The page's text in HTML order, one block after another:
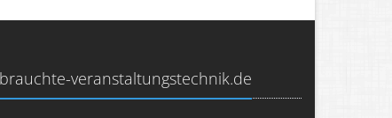
veranstaltungstechnik.de